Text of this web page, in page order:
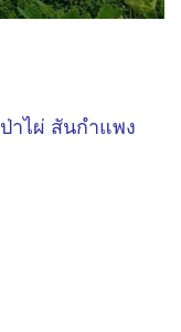
าไผ่ สันกำแพง